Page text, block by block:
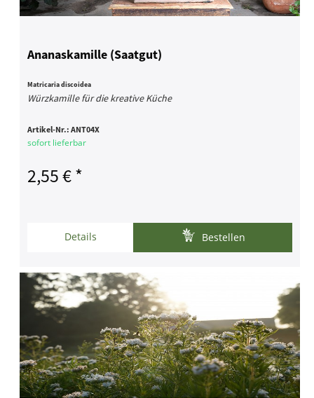
Ananaskamille (Saatgut)
Matricaria discoidea
Würzkamille für die kreative Küche
Artikel-Nr.:ANT04X
sofort lieferbar
2,55 € *
Details Bestellen